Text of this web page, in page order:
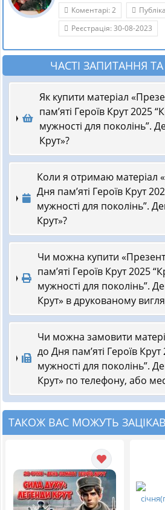
Коментарі: 2
Реєстрація: 30-08-2023
ЧАСТІ ЗАПИТАННЯ ТА
Як купити матеріал
пам’яті Героїв Крут 2025
мужності для поколінь”.
Крут»?
Коли я отримаю матеріал
Дня пам’яті Героїв Крут
мужності для поколінь”.
Крут»?
Чи можна купити
пам’яті Героїв Крут 2025
мужності для поколінь”.
Крут» в друкованому
Чи можна замовити
до Дня пам’яті Героїв
мужності для поколінь”.
Крут» по телефону, або
ТАКОЖ ВАС МОЖУТЬ